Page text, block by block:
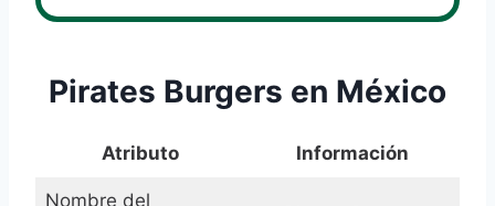
Pirates Burgers en México
Atributo Información
Nombre del